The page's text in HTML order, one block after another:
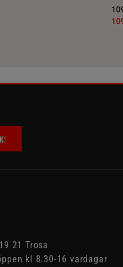
21 Trosa
kl 8.30-16 vardagar